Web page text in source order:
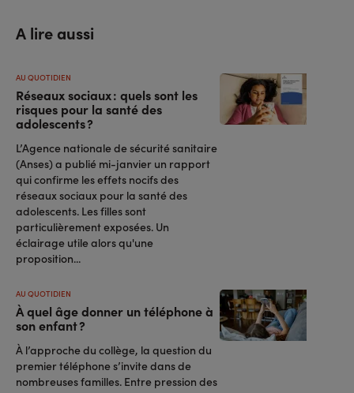
A lire aussi
Réseaux sociaux : quels sont les
risques pour la santé des
adolescents ?
AU QUOTIDIEN
L’Agence nationale de sécurité sanitaire
(Anses) a publié mi-janvier un rapport
qui confirme les effets nocifs des
réseaux sociaux pour la santé des
adolescents. Les filles sont
particulièrement exposées. Un
éclairage utile alors qu'une
proposition...
À quel âge donner un téléphone à
son enfant ?
AU QUOTIDIEN
À l’approche du collège, la question du
premier téléphone s’invite dans de
nombreuses familles. Entre pression des